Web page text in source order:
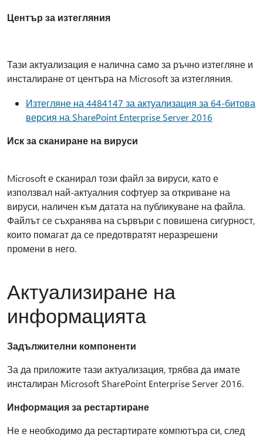
Център за изтегляния
Тази актуализация е налична само за ръчно изтегляне и
инсталиране от центъра на Microsoft за изтегляния.
Изтегляне на 4484147 за актуализация за 64-битова
версия на SharePoint Enterprise Server 2016
Иск за сканиране на вируси
Microsoft е сканирал този файл за вируси, като е
използвал най-актуалния софтуер за откриване на
вируси, наличен към датата на публикуване на файла.
Файлът се съхранява на сървъри с повишена сигурност,
които помагат да се предотвратят неразрешени
промени в него.
Актуализиране на
информацията
Задължителни компоненти
За да приложите тази актуализация, трябва да имате
инсталиран Microsoft SharePoint Enterprise Server 2016.
Информация за рестартиране
Не е необходимо да рестартирате компютъра си, след